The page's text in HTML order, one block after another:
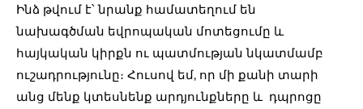
Ինձ թվում է՝ նրանք համատեղում են
նախագծման եվրոպական մոտեցումը և
հայկական կիրքն ու պատմության նկատմամբ
ուշադրությունը։ Հուսով եմ, որ մի քանի տարի
անց մենք կտեսնենք արդյունքները և դպրոցը